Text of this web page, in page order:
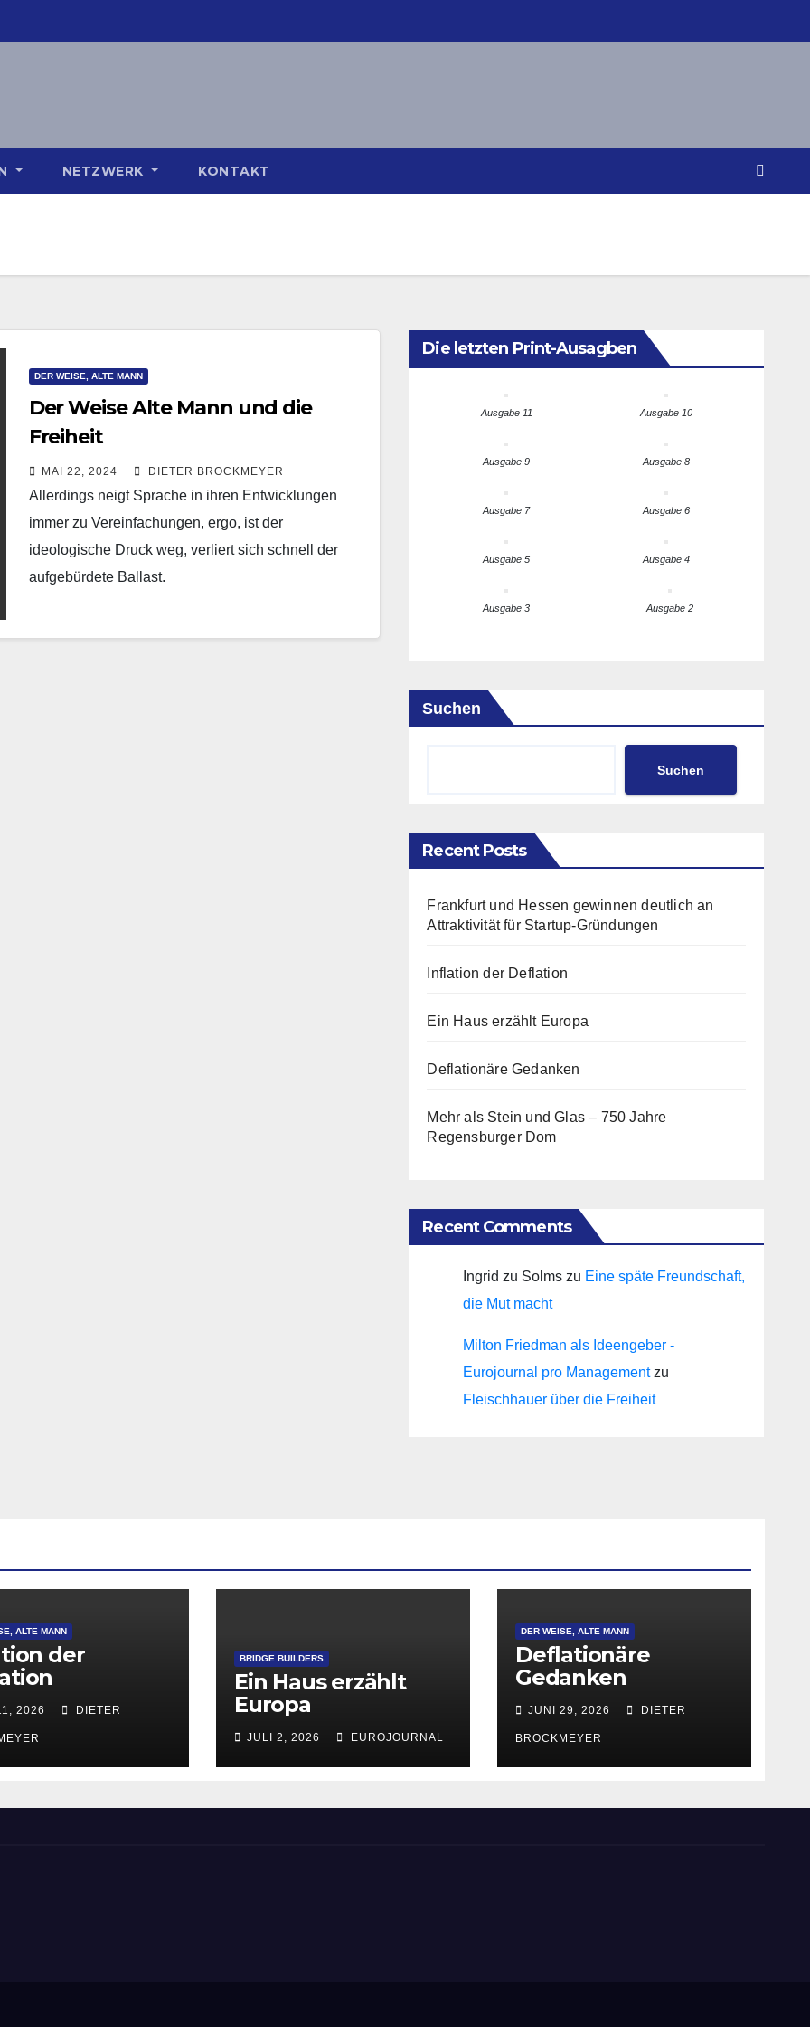
NETZWERK KONTAKT
DER WEISE, ALTE MANN
Der Weise Alte Mann und die
Freiheit
MAI 22, 2024 DIETER BROCKMEYER
Allerdings neigt Sprache in ihren Entwicklungen
immer zu Vereinfachungen, ergo, ist der
ideologische Druck weg, verliert sich schnell der
aufgebürdete Ballast.
Die letzten Print-Ausagben
Ausgabe 11 Ausgabe 10
Ausgabe 9 Ausgabe 8
Ausgabe 7 Ausgabe 6
Ausgabe 5 Ausgabe 4
Ausgabe 3 Ausgabe 2
Suchen
Suchen
Recent Posts
Frankfurt und Hessen gewinnen deutlich an
Attraktivität für Startup-Gründungen
Inflation der Deflation
Ein Haus erzählt Europa
Deflationäre Gedanken
Mehr als Stein und Glas – 750 Jahre
Regensburger Dom
Recent Comments
Ingrid zu Solms zu Eine späte Freundschaft,
die Mut macht
Milton Friedman als Ideengeber -
Eurojournal pro Managementzu
Fleischhauer über die Freiheit
ALTE MANN
der
2026 DIETER
BRIDGE BUILDERS
Ein Haus erzählt
Europa
JULI 2, 2026 EUROJOURNAL
DER WEISE, ALTE MANN
Deflationäre
Gedanken
JUNI 29, 2026 DIETER
BROCKMEYER